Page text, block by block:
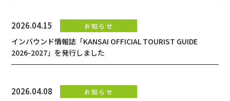
2026.04.15
インバウンド情報誌「KANSAI OFFICIAL TOURIST GUIDE
2026-2027」を発行しました
2026.04.08